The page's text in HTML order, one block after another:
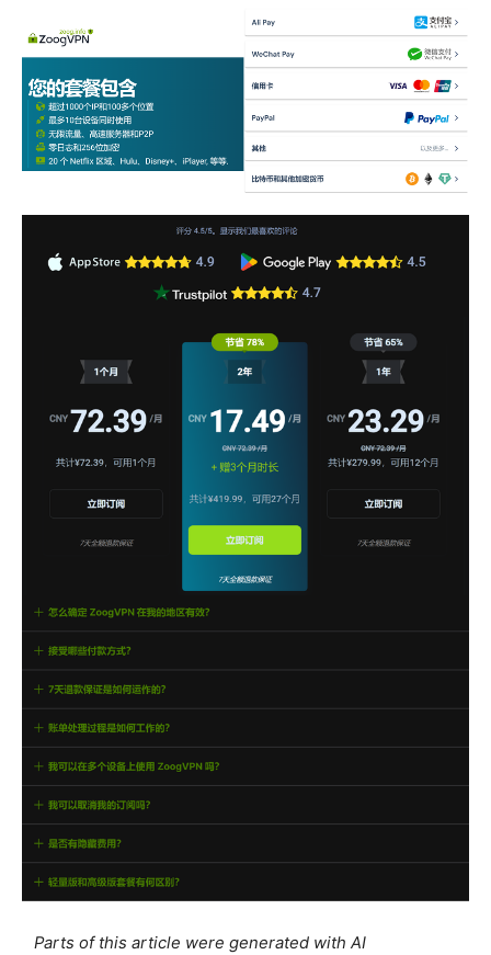
Parts of this article were generated with AI